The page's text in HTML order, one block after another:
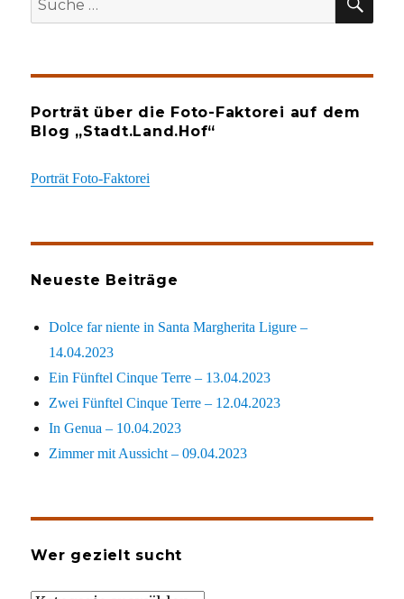
nach:
Porträt über die Foto-Faktorei auf dem
Blog „Stadt.Land.Hof“
Porträt Foto-Faktorei
Neueste Beiträge
Dolce far niente in Santa Margherita Ligure –
14.04.2023
Ein Fünftel Cinque Terre – 13.04.2023
Zwei Fünftel Cinque Terre – 12.04.2023
In Genua – 10.04.2023
Zimmer mit Aussicht – 09.04.2023
Wer gezielt sucht